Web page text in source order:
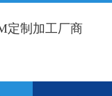
定制加工厂商